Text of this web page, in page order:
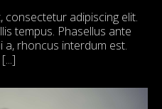
adipiscing elit.
tempus. Phasellus ante
a, rhoncus interdum est.